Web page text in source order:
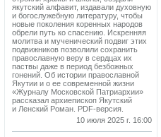
якутский алфавит, издавали духовную
и богослужебную литературу, чтобы
новые поколения коренных народов
обрели путь ко спасению. Искренняя
молитва и мученический подвиг этих
подвижников позволили сохранить
православную веру в сердцах их
паствы даже в период безбожных
гонений. Об истории православной
Якутии и о ее современной жизни
«Журналу Московской Патриархии»
рассказал архиепископ Якутский
и Ленский Роман. PDF-версия.
10 июля 2025 г. 16:00